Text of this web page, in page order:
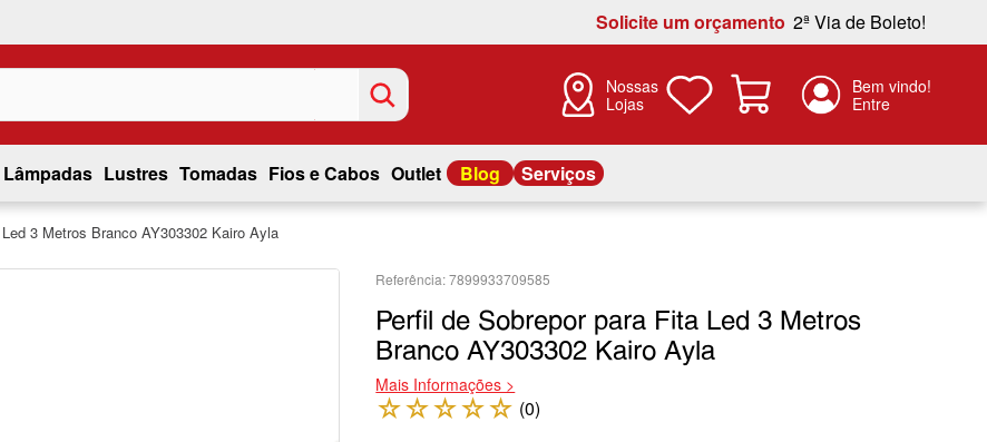
Solicite um orçamento 2ª Via de Boleto!
Nossas
Lojas
Lâmpadas Lustres Tomadas Fios e Cabos Outlet Blog Serviços
3 Metros Branco AY303302 Kairo Ayla
7899933709585
Perfil de Sobrepor para Fita Led 3 Metros
Branco AY303302 Kairo Ayla
Mais Informações >
☆☆☆☆☆ (0)